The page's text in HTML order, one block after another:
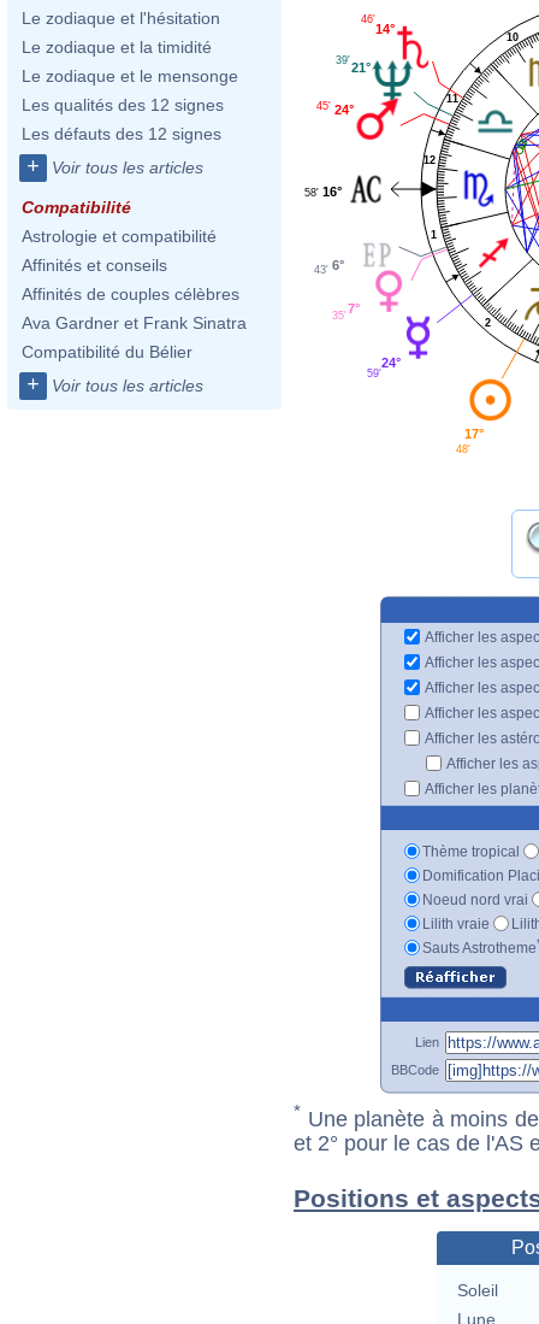
Le zodiaque et l'hésitation
Le zodiaque et la timidité
Le zodiaque et le mensonge
Les qualités des 12 signes
Les défauts des 12 signes
+ Voir tous les articles
Compatibilité
Astrologie et compatibilité
Affinités et conseils
Affinités de couples célèbres
Ava Gardner et Frank Sinatra
Compatibilité du Bélier
+ Voir tous les articles
1
2
10
11
12
14°
46'
21°
39'
24°
45'
16°
58'
6°
43'
7°
35'
24°
59'
17°
48'
Afficher les
Afficher les
Afficher les
Afficher les
Afficher les
Afficher les
Afficher les
Thème tropical
Domification
Noeud nord vrai
Lilith vraie
Sauts Astrotheme
Lien
BBCode
* Une planète à moins
et 2° pour le cas de l'AS
Positions et
Soleil
Lune